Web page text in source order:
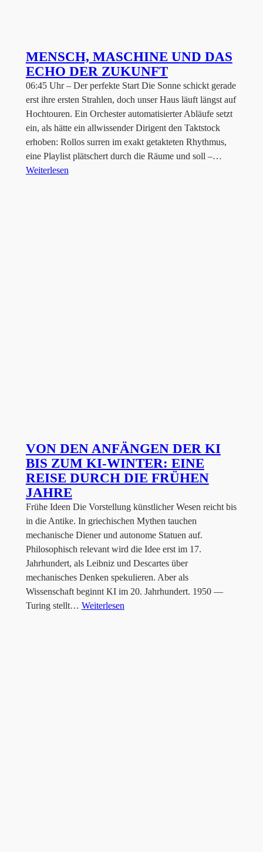
MENSCH, MASCHINE UND DAS
ECHO DER ZUKUNFT
06:45 Uhr – Der perfekte Start Die Sonne schickt gerade
erst ihre ersten Strahlen, doch unser Haus läuft längst auf
Hochtouren. Ein Orchester automatisierter Abläufe setzt
ein, als hätte ein allwissender Dirigent den Taktstock
erhoben: Rollos surren im exakt getakteten Rhythmus,
eine Playlist plätschert durch die Räume und soll –…
Weiterlesen
VON DEN ANFÄNGEN DER KI
BIS ZUM KI-WINTER: EINE
REISE DURCH DIE FRÜHEN
JAHRE
Frühe Ideen Die Vorstellung künstlicher Wesen reicht bis
in die Antike. In griechischen Mythen tauchen
mechanische Diener und autonome Statuen auf.
Philosophisch relevant wird die Idee erst im 17.
Jahrhundert, als Leibniz und Descartes über
mechanisches Denken spekulieren. Aber als
Wissenschaft beginnt KI im 20. Jahrhundert. 1950 —
Turing stellt… Weiterlesen